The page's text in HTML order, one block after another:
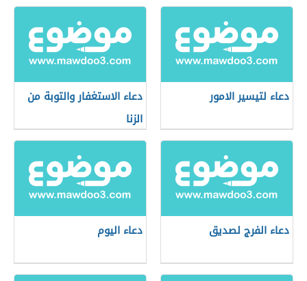
دعاء لتيسير الامور
دعاء الاستغفار والتوبة من
الزنا
دعاء الفرج لصديق دعاء اليوم